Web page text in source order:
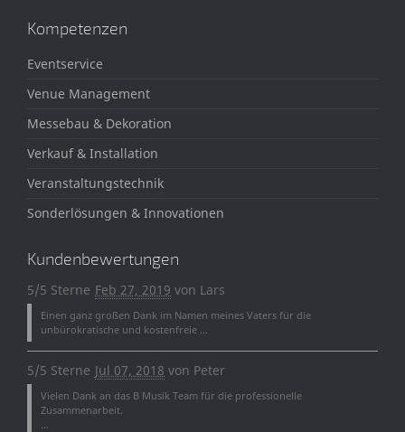
Kompetenzen
Eventservice
Venue Management
Messebau & Dekoration
Verkauf & Installation
Veranstaltungstechnik
Sonderlösungen & Innovationen
Kundenbewertungen
5/5 Sterne Feb 27, 2019 von Lars
Einen ganz großen Dank im Namen meines Vaters für die
unbürokratische und kostenfreie ...
5/5 Sterne Jul 07, 2018 von Peter
Vielen Dank an das B Musik Team für die professionelle
Zusammenarbeit.
...